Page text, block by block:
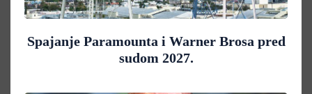
Spajanje Paramounta i Warner Brosa pred
sudom 2027.